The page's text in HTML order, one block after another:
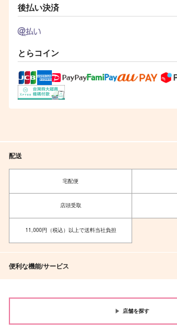
後払い決済
とらコイン
配送
宅配便
店頭受取
11,000円（税込）以上で送料当社負担
便利な機能/サービス
店舗を探す